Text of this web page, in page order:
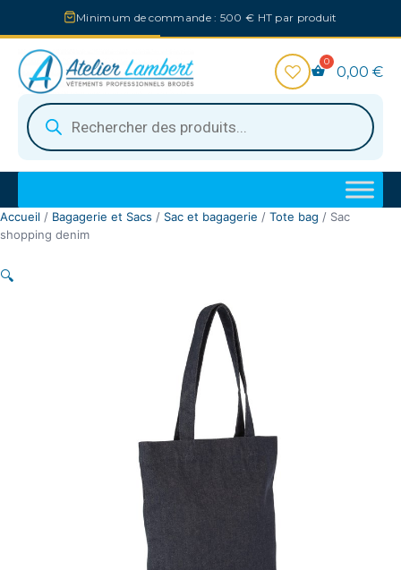
au
contenu
Minimum de commande : 500 € HT par produit
Recherche
de
produits
0,00 €
Accueil / Bagagerie et Sacs / Sac et bagagerie / Tote bag / Sac
shopping denim
🔍